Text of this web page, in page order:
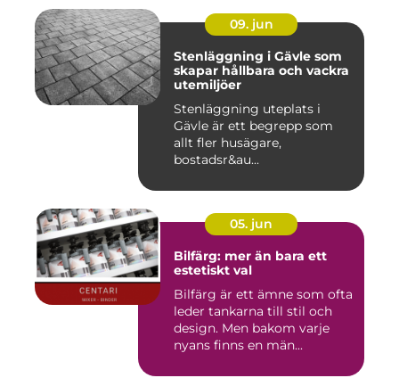
09. jun
Stenläggning i Gävle som
skapar hållbara och vackra
utemiljöer
Stenläggning uteplats i
Gävle är ett begrepp som
allt fler husägare,
bostadsr&au...
05. jun
Bilfärg: mer än bara ett
estetiskt val
Bilfärg är ett ämne som ofta
leder tankarna till stil och
design. Men bakom varje
nyans finns en män...